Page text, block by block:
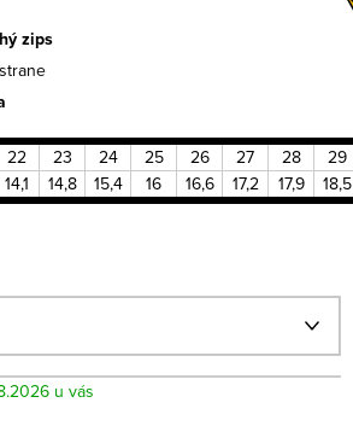
zips
22 23 24 25 26 27 28
29
14,1 14,8 15,4 16 16,6 17,2 17,9
18,5